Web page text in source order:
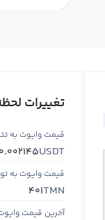
تغییرات
قیمت وایوت به
USDT
0.002145
قیمت وایوت به
TMN
401
آخرین قیمت